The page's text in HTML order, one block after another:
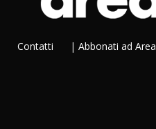
Contatti | Abbonati ad Area